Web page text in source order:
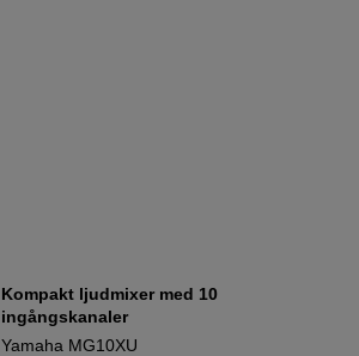
Kompakt ljudmixer med 10
ingångskanaler
Yamaha MG10XU